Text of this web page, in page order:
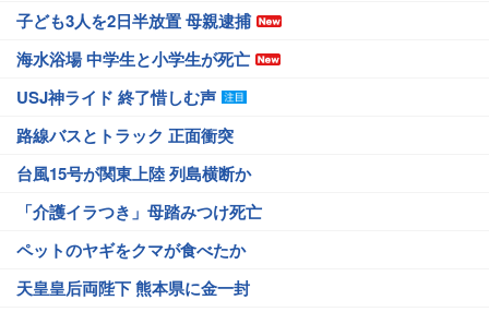
子ども3人を2日半放置 母親逮捕
海水浴場 中学生と小学生が死亡
USJ神ライド 終了惜しむ声
路線バスとトラック 正面衝突
台風15号が関東上陸 列島横断か
「介護イラつき」母踏みつけ死亡
ペットのヤギをクマが食べたか
天皇皇后両陛下 熊本県に金一封